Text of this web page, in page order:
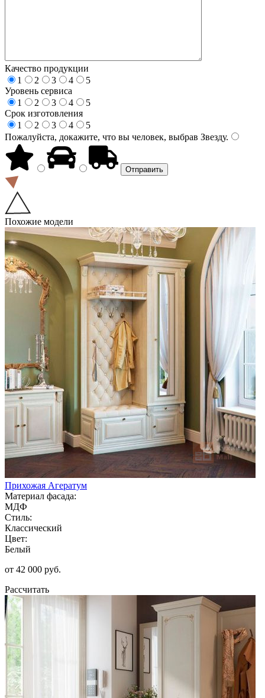
Качество продукции
1
2 3 4
5
Уровень сервиса
1
2 3 4
5
Срок изготовления
1
2 3 4
5
Пожалуйста, докажите, что вы человек, выбрав Звезду.
Похожие модели
Прихожая Агератум
Материал фасада:
МДФ
Стиль:
Классический
Цвет:
Белый
от 42 000 руб.
Рассчитать